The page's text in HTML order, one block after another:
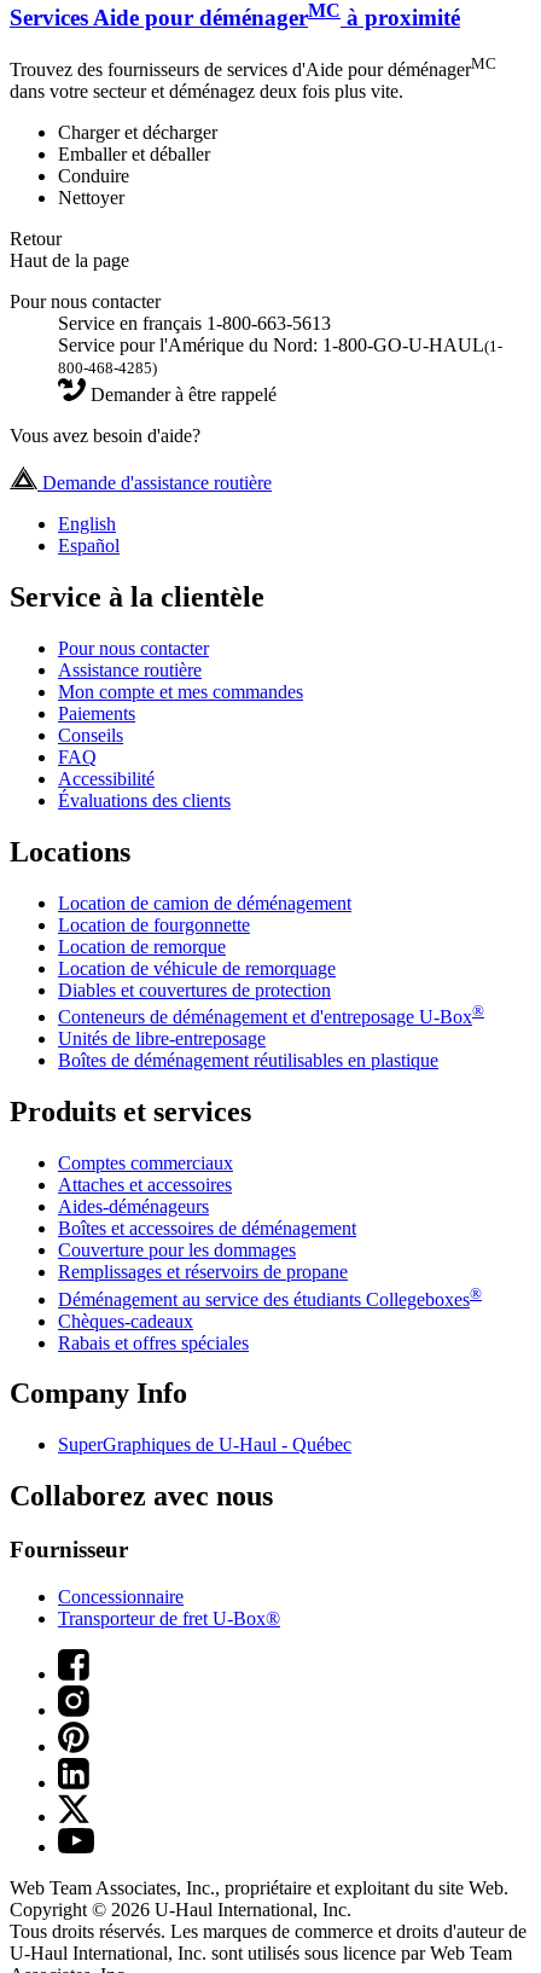
Services Aide pour déménagerMC à proximité
Trouvez des fournisseurs de services d'Aide pour déménagerMC
dans votre secteur et déménagez deux fois plus vite.
Charger et décharger
Emballer et déballer
Conduire
Nettoyer
Retour
Haut de la page
Pour nous contacter
Service en français 1-800-663-5613
Service pour l'Amérique du Nord: 1-800-GO-U-HAUL(1-
800-468-4285)
Demander à être rappelé
Vous avez besoin d'aide?
Demande d'assistance routière
English
Español
Service à la clientèle
Pour nous contacter
Assistance routière
Mon compte et mes commandes
Paiements
Conseils
FAQ
Accessibilité
Évaluations des clients
Locations
Location de camion de déménagement
Location de fourgonnette
Location de remorque
Location de véhicule de remorquage
Diables et couvertures de protection
Conteneurs de déménagement et d'entreposage U-Box®
Unités de libre-entreposage
Boîtes de déménagement réutilisables en plastique
Produits et services
Comptes commerciaux
Attaches et accessoires
Aides-déménageurs
Boîtes et accessoires de déménagement
Couverture pour les dommages
Remplissages et réservoirs de propane
Déménagement au service des étudiants Collegeboxes®
Chèques-cadeaux
Rabais et offres spéciales
Company Info
SuperGraphiques de U-Haul - Québec
Collaborez avec nous
Fournisseur
Concessionnaire
Transporteur de fret U-Box®
Web Team Associates, Inc., propriétaire et exploitant du site Web.
Copyright © 2026 U-Haul International, Inc.
Tous droits réservés. Les marques de commerce et droits d'auteur de
U-Haul International, Inc. sont utilisés sous licence par Web Team